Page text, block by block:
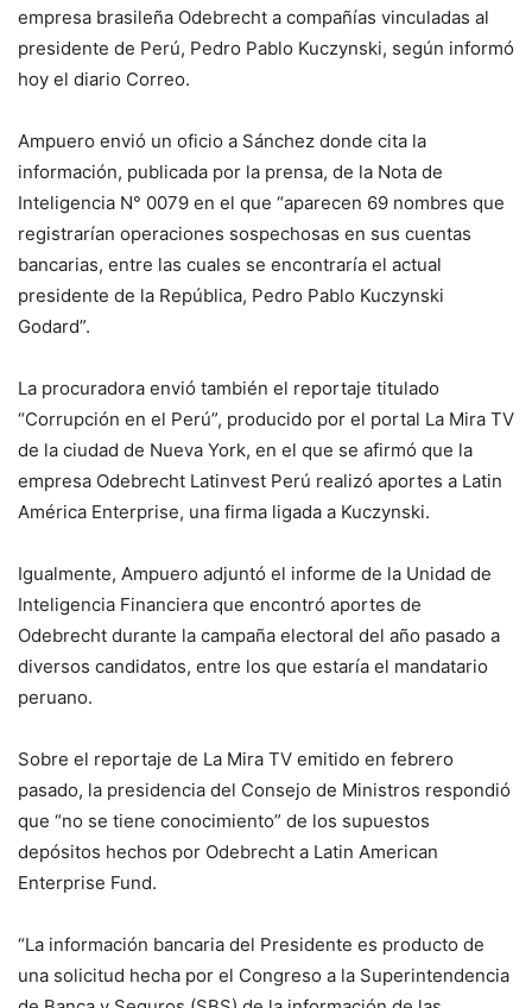
empresa brasileña Odebrecht a compañías vinculadas al
presidente de Perú, Pedro Pablo Kuczynski, según informó
hoy el diario Correo.
Ampuero envió un oficio a Sánchez donde cita la
información, publicada por la prensa, de la Nota de
Inteligencia N° 0079 en el que “aparecen 69 nombres que
registrarían operaciones sospechosas en sus cuentas
bancarias, entre las cuales se encontraría el actual
presidente de la República, Pedro Pablo Kuczynski
Godard”.
La procuradora envió también el reportaje titulado
“Corrupción en el Perú”, producido por el portal La Mira TV
de la ciudad de Nueva York, en el que se afirmó que la
empresa Odebrecht Latinvest Perú realizó aportes a Latin
América Enterprise, una firma ligada a Kuczynski.
Igualmente, Ampuero adjuntó el informe de la Unidad de
Inteligencia Financiera que encontró aportes de
Odebrecht durante la campaña electoral del año pasado a
diversos candidatos, entre los que estaría el mandatario
peruano.
Sobre el reportaje de La Mira TV emitido en febrero
pasado, la presidencia del Consejo de Ministros respondió
que “no se tiene conocimiento” de los supuestos
depósitos hechos por Odebrecht a Latin American
Enterprise Fund.
“La información bancaria del Presidente es producto de
una solicitud hecha por el Congreso a la Superintendencia